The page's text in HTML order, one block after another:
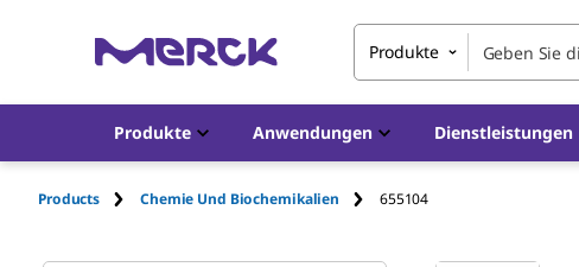
Produkte
Produkte Anwendungen Dienstleistungen
Products Chemie Und Biochemikalien 655104